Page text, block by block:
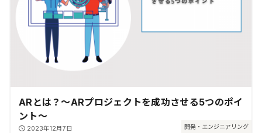
開発・エンジニアリング
ARとは？～ARプロジェクトを成功させる5つのポイ
ント～
2023年12月7日